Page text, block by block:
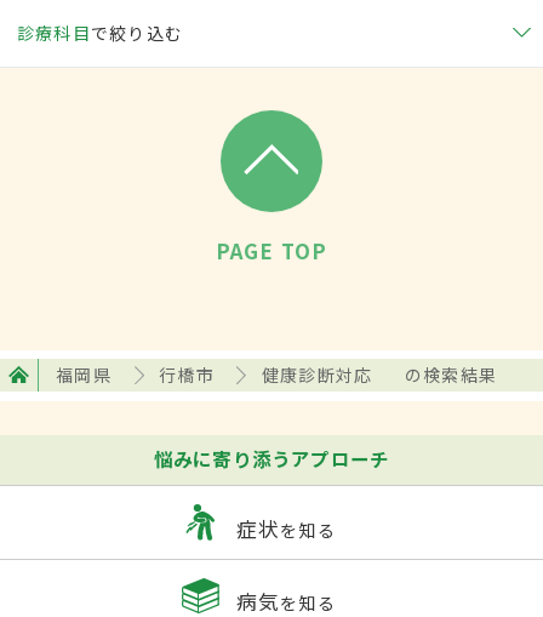
診療科目で絞り込む
PAGE TOP
福岡県 行橋市 健康診断対応 の検索結果
悩みに寄り添うアプローチ
症状を知る
病気を知る